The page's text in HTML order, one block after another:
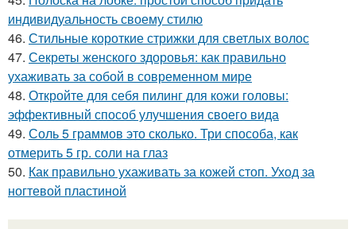
индивидуальность своему стилю
46. Стильные короткие стрижки для светлых волос
47. Секреты женского здоровья: как правильно
ухаживать за собой в современном мире
48. Откройте для себя пилинг для кожи головы:
эффективный способ улучшения своего вида
49. Соль 5 граммов это сколько. Три способа, как
отмерить 5 гр. соли на глаз
50. Как правильно ухаживать за кожей стоп. Уход за
ногтевой пластиной